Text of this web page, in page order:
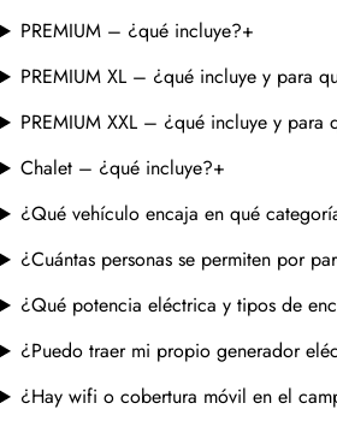
PREMIUM – ¿qué incluye?+
PREMIUM XL – ¿qué incluye y para
PREMIUM XXL – ¿qué incluye y para
Chalet – ¿qué incluye?+
¿Qué vehículo encaja en qué
¿Cuántas personas se permiten por
¿Qué potencia eléctrica y tipos de
¿Puedo traer mi propio generador
¿Hay wifi o cobertura móvil en el